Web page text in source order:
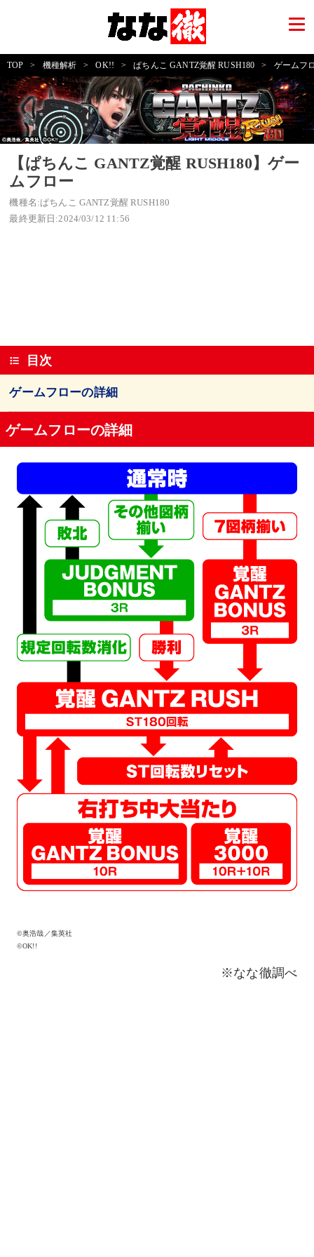
TOP > 機種解析 > OK!! > ぱちんこ GANTZ覚醒 RUSH180 > ゲームフ
【ぱちんこ GANTZ覚醒 RUSH180】ゲー
ムフロー
機種名:ぱちんこ GANTZ覚醒 RUSH180
最終更新日:2024/03/12 11:56
目次
ゲームフローの詳細
ゲームフローの詳細
©奥浩哉／集英社
©OK!!
※なな徹調べ